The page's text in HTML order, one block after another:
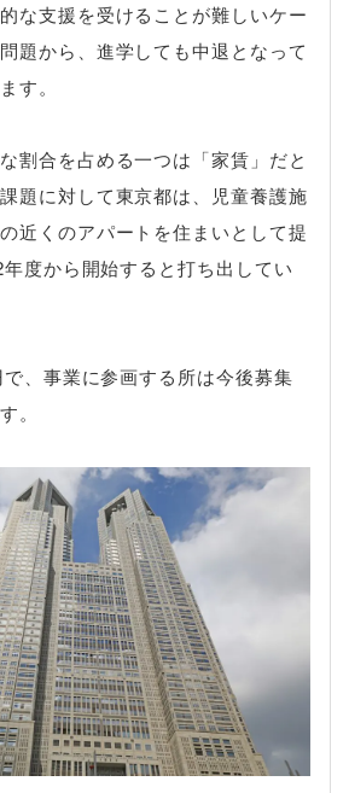
な支援を受けることが難しいケー
題から、進学しても中退となって
す。
割合を占める一つは「家賃」だと
題に対して東京都は、児童養護施
近くのアパートを住まいとして提
度から開始すると打ち出してい
、事業に参画する所は今後募集
。